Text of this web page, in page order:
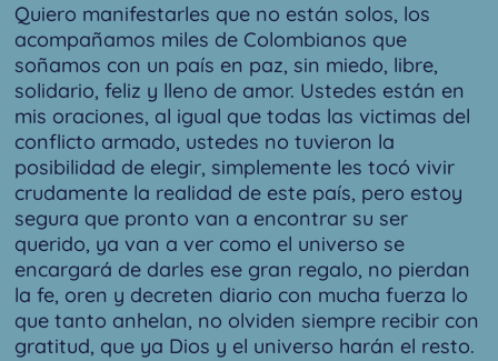
Quiero manifestarles que no están solos, los
acompañamos miles de Colombianos que
soñamos con un país en paz, sin miedo, libre,
solidario, feliz y lleno de amor. Ustedes están en
mis oraciones, al igual que todas las victimas del
conflicto armado, ustedes no tuvieron la
posibilidad de elegir, simplemente les tocó vivir
crudamente la realidad de este país, pero estoy
segura que pronto van a encontrar su ser
querido, ya van a ver como el universo se
encargará de darles ese gran regalo, no pierdan
la fe, oren y decreten diario con mucha fuerza lo
que tanto anhelan, no olviden siempre recibir con
gratitud, que ya Dios y el universo harán el resto.